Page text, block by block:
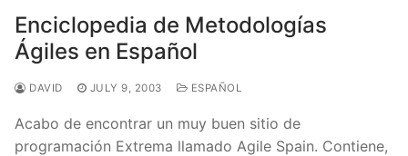
Enciclopedia de Metodologías
Ágiles en Español
DAVID JULY 9, 2003 ESPAÑOL
Acabo de encontrar un muy buen sitio de
programación Extrema llamado Agile Spain. Contiene,